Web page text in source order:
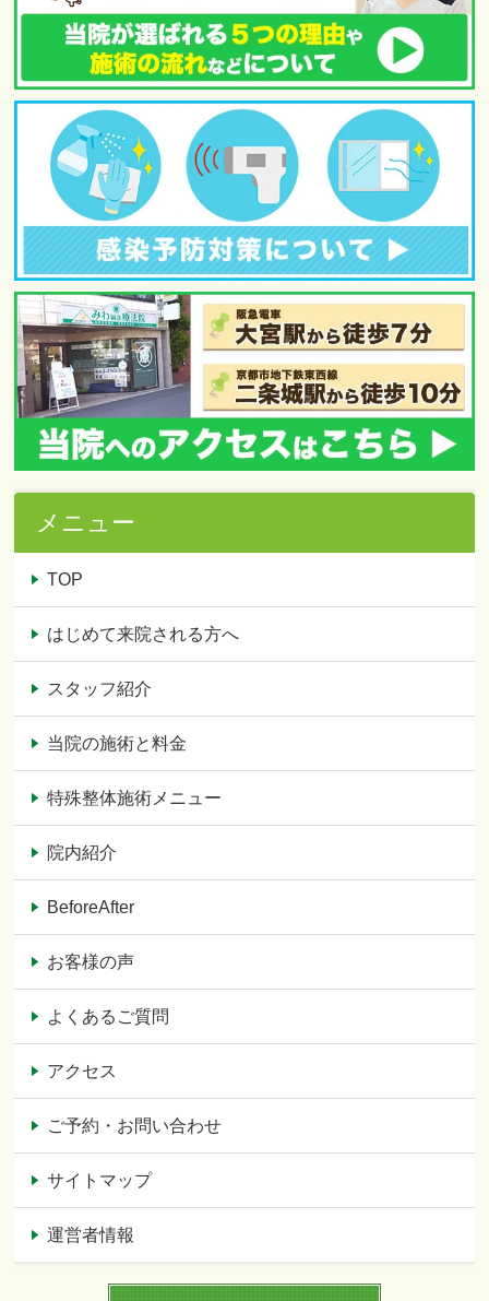
メニュー
TOP
はじめて来院される方へ
スタッフ紹介
当院の施術と料金
特殊整体施術メニュー
院内紹介
BeforeAfter
お客様の声
よくあるご質問
アクセス
ご予約・お問い合わせ
サイトマップ
運営者情報